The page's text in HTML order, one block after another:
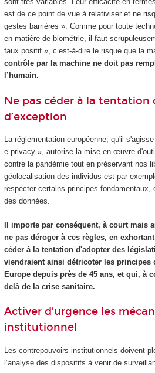
est de ce point de vue à relativiser et ne
gestes barrières ». Comme pour toute
en matière de biométrie, il faut
faux positif », c’est-à-dire le risque que la
contrôle par la machine ne doit pas
l’humain.
Ne pas céder à la tentation
d’exception
La réglementation européenne, qu'il
e-privacy », autorise la mise en œuvre
contre la pandémie tout en préservant nos
géolocalisation des individus est par
respecter certains principes fondamentaux,
des données.
Il importe par conséquent, à court mais
ne pas déroger à ces règles, en
céder à la tentation d'adopter des
viendraient ainsi détricoter les principes
Europe depuis près de 45 ans, et qui, à
delà de la crise sanitaire.
Activer d’urgence les
institutionnel
Les contrepouvoirs institutionnels doivent
l’analyse des dispositifs à venir de